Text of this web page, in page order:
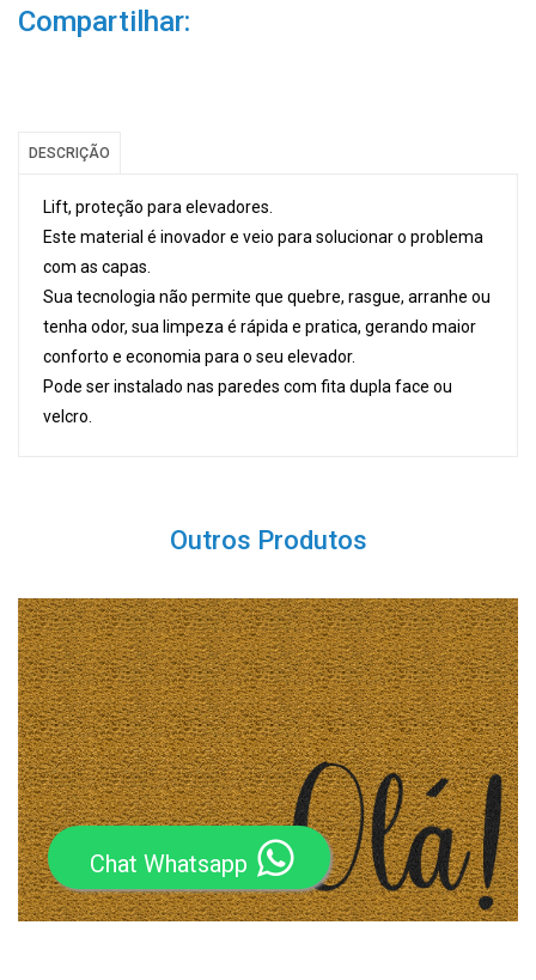
Chat Whatsapp
Compartilhar:
DESCRIÇÃO
Lift, proteção para elevadores.
Este material é inovador e veio para solucionar o problema
com as capas.
Sua tecnologia não permite que quebre, rasgue, arranhe ou
tenha odor, sua limpeza é rápida e pratica, gerando maior
conforto e economia para o seu elevador.
Pode ser instalado nas paredes com fita dupla face ou
velcro.
Outros Produtos